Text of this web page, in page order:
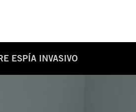
ESPÍA INVASIVO